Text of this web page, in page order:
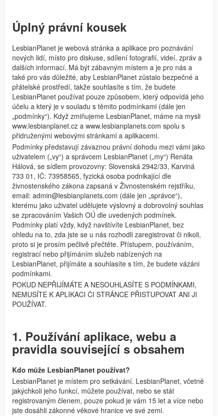
Úplný právní kousek
LesbianPlanet je webová stránka a aplikace pro poznávání
nových lidí, místo pro diskuse, sdílení fotografií, videí, zpráv a
dalších informací. Má být zábavným místem a je pro nás a
také pro vás důležité, aby LesbianPlanet zůstalo bezpečné a
přátelské prostředí, takže souhlasíte s tím, že budete
LesbianPlanet používat pouze způsobem, který odpovídá jeho
účelu a který je v souladu s těmito podmínkami (dále jen
„podmínky“). Když zmiňujeme LesbianPlanet, máme na mysli
www.lesbianplanet.cz a www.lesbianplanets.com spolu s
přidruženými webovými stránkami a aplikacemi.
Podmínky představují závaznou právní dohodu mezi vámi jako
uživatelem („vy“) a správcem LesbianPlanet („my“) Renáta
Hálová, se sídlem provozovny: Slovenská 2942/33, Karviná
733 01, IČ: 73958565, fyzická osoba podnikající dle
živnostenského zákona zapsaná v Živnostenském rejstříku,
email: admin@lesbianplanets.com (dále jen „správce“),
kterému jako uživatel udělujete výslovný a dobrovolný souhlas
se zpracováním Vašich OÚ dle uvedených podmínek.
Podmínky platí vždy, když navštívíte LesbianPlanet, bez
ohledu na to, zda jste se u nás rozhodli zaregistrovat či nikoli,
proto si je prosím pečlivě přečtěte. Přístupem, používáním,
registrací nebo přijímáním služeb nabízených na
LesbianPlanet, přijímáte a souhlasíte s tím, že budete vázáni
podmínkami.
POKUD NEPŘIJÍMÁTE A NESOUHLASÍTE S PODMÍNKAMI,
NEMUSÍTE K APLIKACI ČI STRÁNCE PŘISTUPOVAT ANI JI
POUŽÍVAT.
1. Používání aplikace, webu a
pravidla související s obsahem
Kdo může LesbianPlanet používat?
LesbianPlanet je místem pro setkávání. LesbianPlanet, včetně
jakýchkoli jeho funkcí, můžete používat, nebo se stát
registrovaným členem, pouze pokud je vám 15 let a více nebo
jste dosáhli zákonné věkové hranice ve své zemi.